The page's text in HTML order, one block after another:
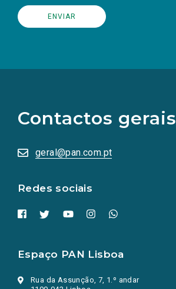
Contactos gerais
geral@pan.com.pt
Redes sociais
redes
sociais
numa
nova
Espaço PAN Lisboa
Rua da Assunção, 7, 1.º andar